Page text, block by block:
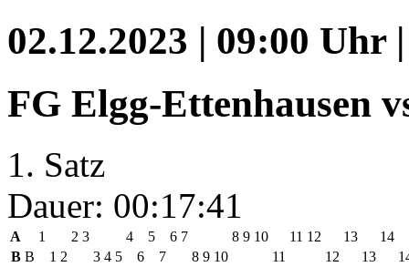
02.12.2023 | 09:00 Uhr
FG Elgg-Ettenhausen
1. Satz
Dauer: 00:17:41
A 1 2 3 4 5 6 7 8 9 10 11 12 13
14
B B 1 2 3 4 5 6 7 8 9 10 11 12 13